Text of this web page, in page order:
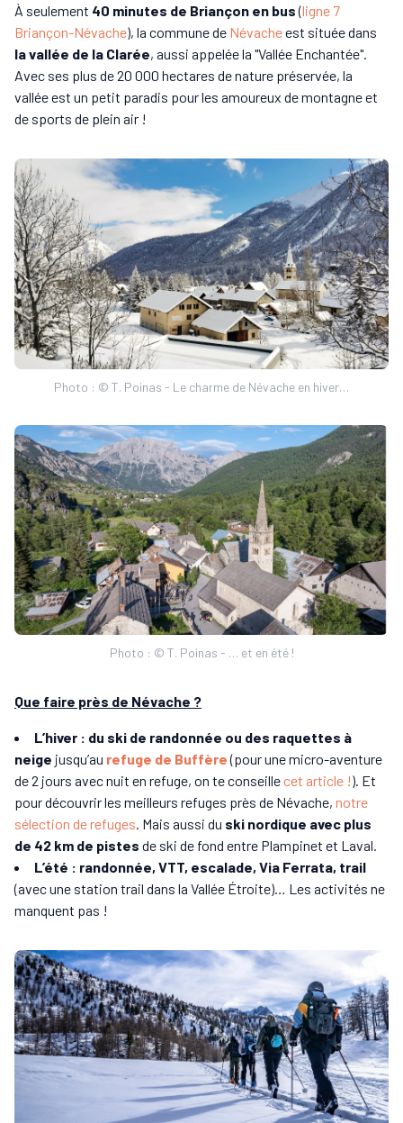
À seulement 40 minutes de Briançon en bus(ligne 7
Briançon-Névache), la commune de Névacheest située dans
la vallée de la Clarée, aussi appelée la "Vallée Enchantée".
Avec ses plus de 20 000 hectares de nature préservée, la
vallée est un petit paradis pour les amoureux de montagne et
de sports de plein air !
Photo : © T. Poinas - Le charme de Névache en hiver…
Photo : © T. Poinas - … et en été !
Que faire près de Névache ?
L’hiver : du ski de randonnée ou des raquettes à
neige jusqu’au refuge de Buffère (pour une micro-aventure
de 2 jours avec nuit en refuge, on te conseille cet article !). Et
pour découvrir les meilleurs refuges près de Névache, notre
sélection de refuges. Mais aussi du ski nordique avec plus
de 42 km de pistes de ski de fond entre Plampinet et Laval.
L’été : randonnée, VTT, escalade, Via Ferrata, trail
(avec une station trail dans la Vallée Étroite)… Les activités ne
manquent pas !